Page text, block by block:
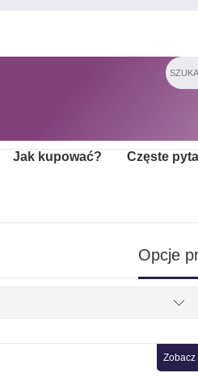
Jak kupować? Częste
Opcje
Zobacz